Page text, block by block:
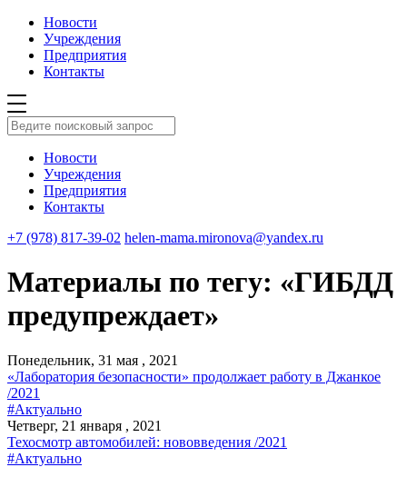
Новости
Учреждения
Предприятия
Контакты
Новости
Учреждения
Предприятия
Контакты
+7 (978) 817-39-02 helen-mama.mironova@yandex.ru
Материалы по тегу: «ГИБДД
предупреждает»
Понедельник, 31 мая , 2021
«Лаборатория безопасности» продолжает работу в Джанкое
/2021
#Актуально
Четверг, 21 января , 2021
Техосмотр автомобилей: нововведения /2021
#Актуально